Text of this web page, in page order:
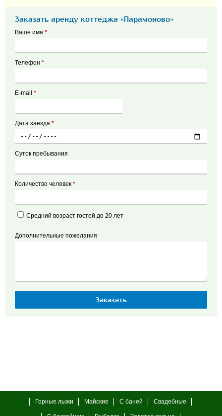
Заказать аренду коттеджа «Парамоново»
Ваше имя *
Телефон *
E-mail *
Дата заезда *
Суток пребывания
Количество человек *
Средний возраст гостей до 20 лет
Дополнительные пожелания
Горные лыжи Майские С баней Свадебные